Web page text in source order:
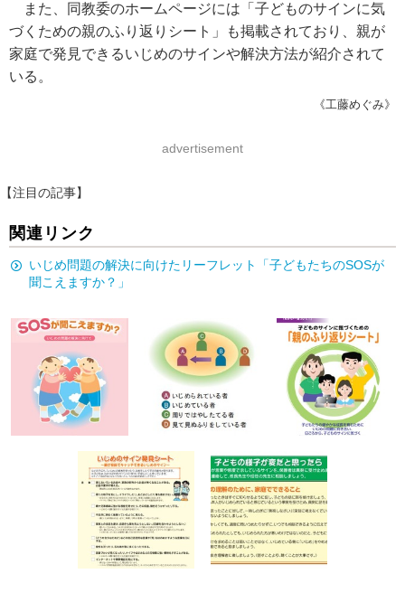
また、同教委のホームページには「子どものサインに気
づくための親のふり返りシート」も掲載されており、親が
家庭で発見できるいじめのサインや解決方法が紹介されて
いる。
《工藤めぐみ》
advertisement
【注目の記事】
関連リンク
いじめ問題の解決に向けたリーフレット「子どもたちのSOSが
聞こえますか？」